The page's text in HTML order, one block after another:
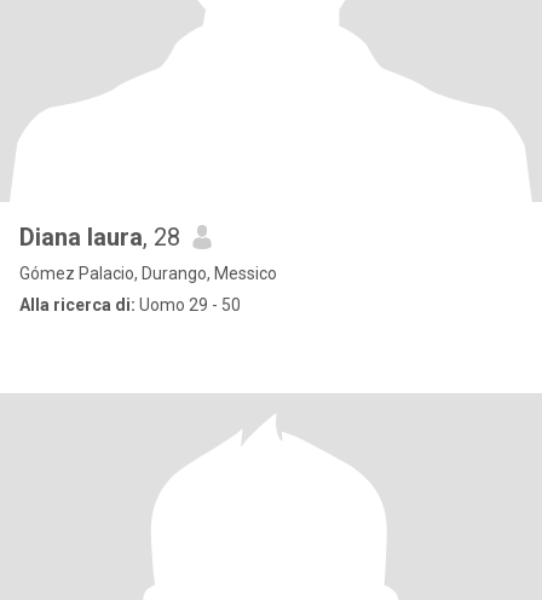
Diana laura, 28
Gómez Palacio, Durango, Messico
Alla ricerca di: Uomo 29 - 50